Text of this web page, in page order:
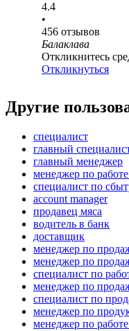
4.4
•
456 отзывов
Балаклава
Откликнитесь
Откликнуться
Другие
специалист
главный
главный менеджер
менеджер по
специалист по
account manager
продавец мяса
водитель в банк
доставщик
менеджер по
менеджер по
специалист по
менеджер по
специалист по
менеджер по
менеджер по